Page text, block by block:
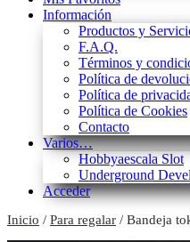
Información
Productos y
F.A.Q.
Términos y
Política de
Política de
Política de Cookies
Contacto
Varios…
Hobbyaescala Slot
Underground
Acceder
Inicio / Para regalar / Bandeja